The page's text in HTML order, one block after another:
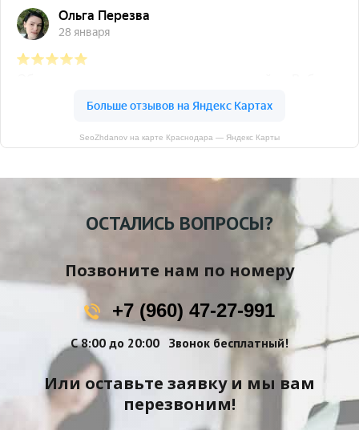
SeoZhdanov на карте Краснодара — Яндекс Карты
ОСТАЛИСЬ ВОПРОСЫ?
Позвоните нам по номеру
+7 (960) 47-27-991
С 8:00 до 20:00 Звонок бесплатный!
Или оставьте заявку и мы вам
перезвоним!